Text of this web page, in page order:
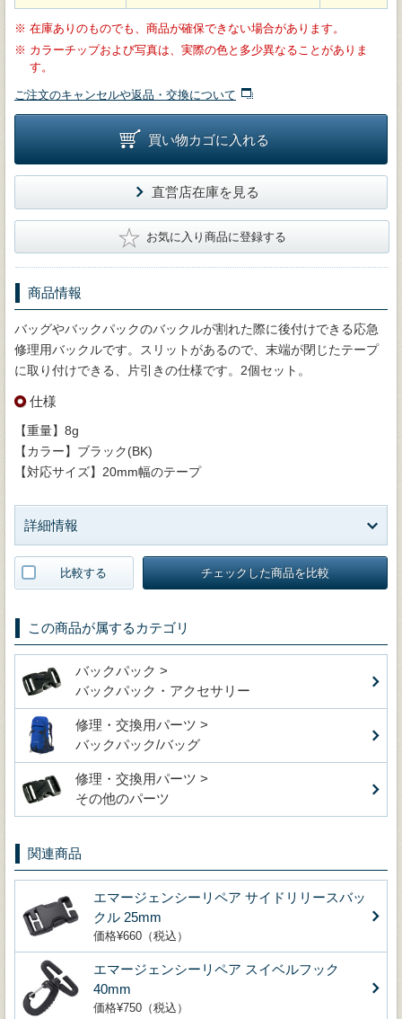
※ 在庫ありのものでも、商品が確保できない場合があります。
※ カラーチップおよび写真は、実際の色と多少異なることがありま
す。
ご注文のキャンセルや返品・交換について
買い物カゴに入れる
直営店在庫を見る
★ お気に入り商品に登録する
商品情報
バッグやバックパックのバックルが割れた際に後付けできる応急
修理用バックルです。スリットがあるので、末端が閉じたテープ
に取り付けできる、片引きの仕様です。2個セット。
仕様
【重量】8g
【カラー】ブラック(BK)
【対応サイズ】20mm幅のテープ
詳細情報
比較する チェックした商品を比較
この商品が属するカテゴリ
バックパック >
バックパック・アクセサリー
修理・交換用パーツ >
バックパック/バッグ
修理・交換用パーツ >
その他のパーツ
関連商品
エマージェンシーリペア サイドリリースバッ
クル 25mm
価格¥660（税込）
エマージェンシーリペア スイベルフック
40mm
価格¥750（税込）